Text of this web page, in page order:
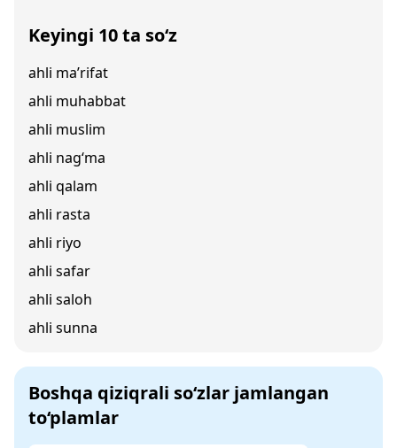
Keyingi 10 ta so‘z
ahli ma’rifat
ahli muhabbat
ahli muslim
ahli nag‘ma
ahli qalam
ahli rasta
ahli riyo
ahli safar
ahli saloh
ahli sunna
Boshqa qiziqrali so‘zlar jamlangan
to‘plamlar